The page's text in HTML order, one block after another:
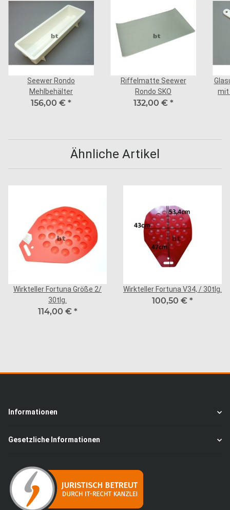
Seewer Rondo
Mehlbehälter
156,00 € *
Riffelmatte Seewer
Rondo SKO
132,00 € *
Ähnliche Artikel
Wirkteller Fortuna Größe 2/
30tlg.
114,00 € *
Wirkteller Fortuna V34, / 30tlg.
100,50 € *
Informationen
Gesetzliche Informationen